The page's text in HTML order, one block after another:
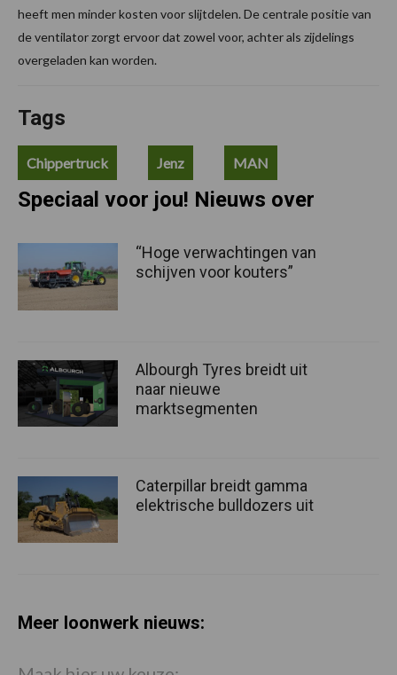
heeft men minder kosten voor slijtdelen. De centrale positie van
de ventilator zorgt ervoor dat zowel voor, achter als zijdelings
overgeladen kan worden.
Tags
Chippertruck Jenz MAN
Speciaal voor jou! Nieuws over
“Hoge verwachtingen van
schijven voor kouters”
Albourgh Tyres breidt uit
naar nieuwe
marktsegmenten
Caterpillar breidt gamma
elektrische bulldozers uit
Meer loonwerk nieuws: